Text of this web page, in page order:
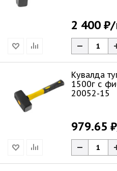
2 400 ₽
Кувалда
1500г с
20052-15
979.65 ₽